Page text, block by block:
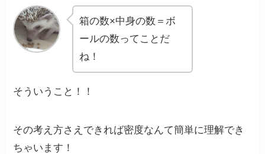
箱の数×中身の数＝ボ
ールの数ってことだ
ね！
そういうこと！！
その考え方さえできれば密度なんて簡単に理解でき
ちゃいます！